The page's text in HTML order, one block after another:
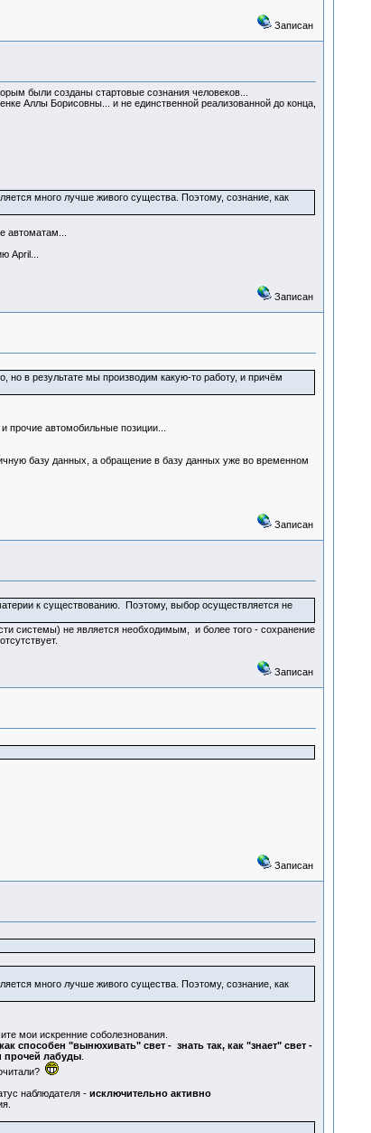
Записан
были созданы стартовые сознания человеков...
Аллы Борисовны... и не единственной реализованной до конца,
много лучше живого существа. Поэтому, сознание, как
автоматам...
April...
Записан
но в результате мы производим какую-то работу, и причём
прочие автомобильные позиции...
базу данных, а обращение в базу данных уже во временном
Записан
к существованию. Поэтому, выбор осуществляется не
системы) не является необходимым, и более того - сохранение
Записан
Записан
много лучше живого существа. Поэтому, сознание, как
мои искренние соболезнования.
как способен "вынюхивать" свет - знать так, как "знает" свет -
прочей лабуды.
наблюдателя - исключительно активно